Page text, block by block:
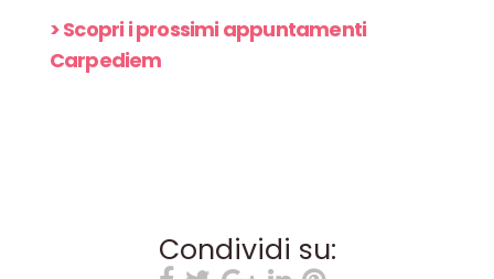
> Scopri i prossimi appuntamenti
Carpediem
Condividi su: